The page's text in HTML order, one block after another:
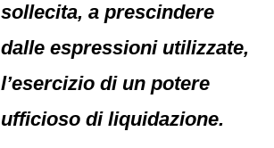
sollecita, a prescindere
dalle espressioni utilizzate,
l’esercizio di un potere
ufficioso di liquidazione.